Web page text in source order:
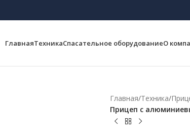
ГлавнаяТехникаСпасательное оборудованиеО
Главная/Техника/
Прицеп с